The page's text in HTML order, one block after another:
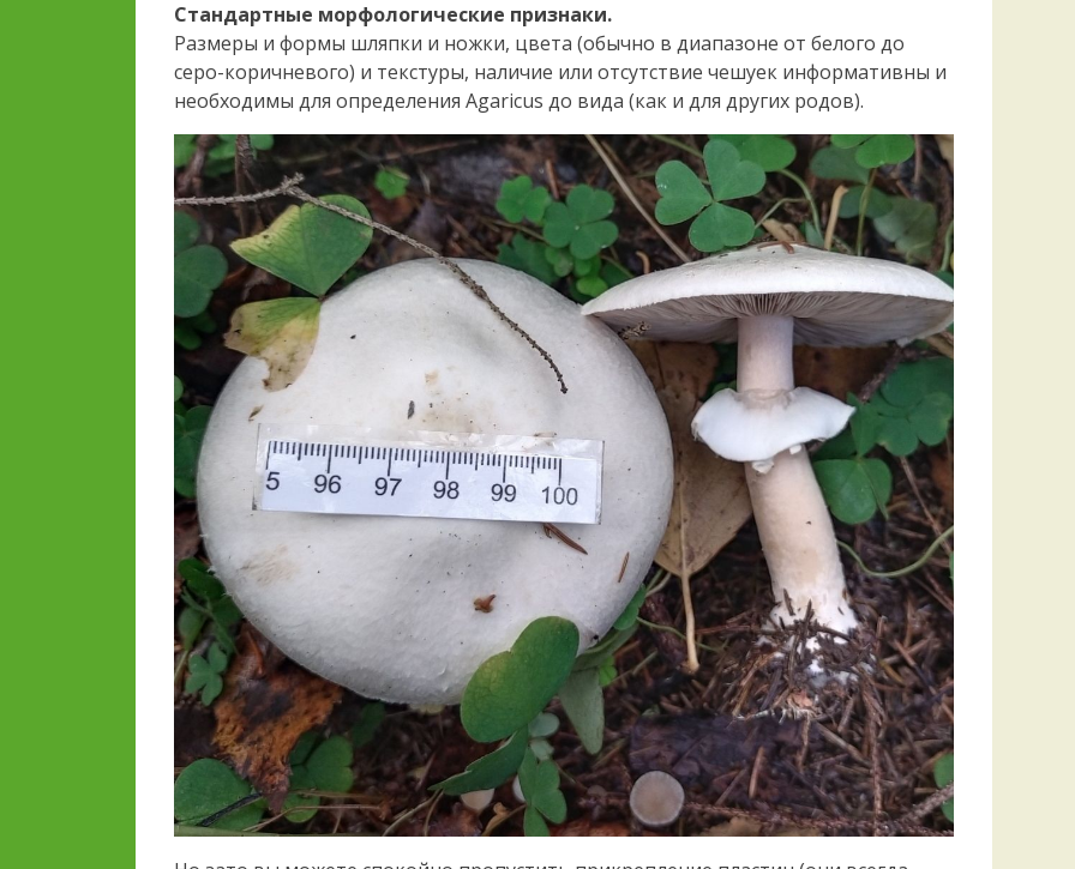
Стандартные морфологические признаки.
Размеры и формы шляпки и ножки, цвета (обычно в диапазоне от белого до
серо-коричневого) и текстуры, наличие или отсутствие чешуек информативны и
необходимы для определения Agaricus до вида (как и для других родов).